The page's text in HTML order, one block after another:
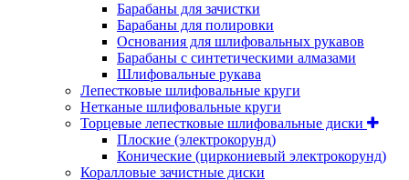
Барабаны для зачистки
Барабаны для полировки
Основания для шлифовальных рукавов
Барабаны с синтетическими алмазами
Шлифовальные рукава
Лепестковые шлифовальные круги
Нетканые шлифовальные круги
Торцевые лепестковые шлифовальные диски
Плоские (электрокорунд)
Конические (циркониевый электрокорунд)
Коралловые зачистные диски